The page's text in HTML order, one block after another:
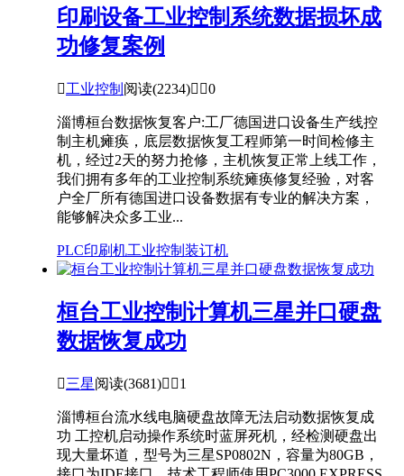
印刷设备工业控制系统数据损坏成
功修复案例
工业控制 阅读(2234) 0
淄博桓台数据恢复客户:工厂德国进口设备生产线控
制主机瘫痪，底层数据恢复工程师第一时间检修主
机，经过2天的努力抢修，主机恢复正常上线工作，
我们拥有多年的工业控制系统瘫痪修复经验，对客
户全厂所有德国进口设备数据有专业的解决方案，
能够解决众多工业...
PLC印刷机工业控制 装订机
桓台工业控制计算机三星并口硬盘
数据恢复成功
三星阅读(3681) 1
淄博桓台流水线电脑硬盘故障无法启动数据恢复成
功 工控机启动操作系统时蓝屏死机，经检测硬盘出
现大量坏道，型号为三星SP0802N，容量为80GB，